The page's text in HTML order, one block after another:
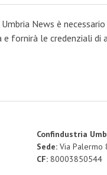
News è
fornirà le credenziali di
Confindustria
Sede: Via Palermo
CF: 80003850544